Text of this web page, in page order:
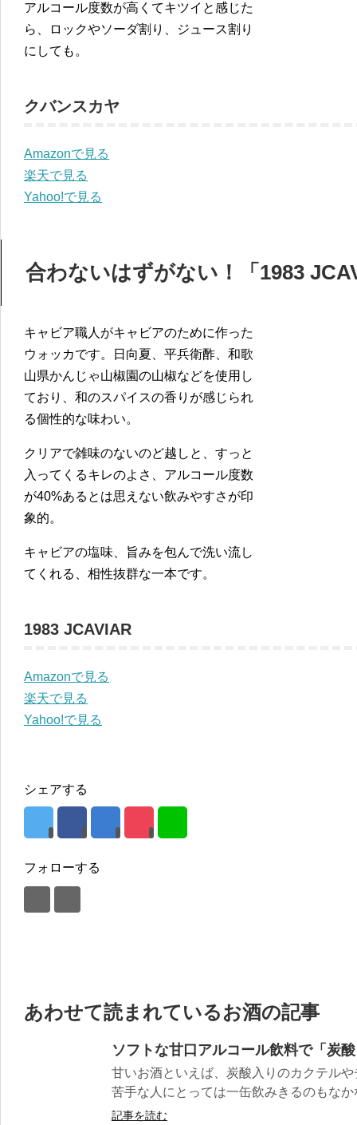
アルコール度数が高くてキツイと感じた
ら、ロックやソーダ割り、ジュース割り
にしても。
クバンスカヤ
Amazonで見る
楽天で見る
Yahoo!で見る
合わないはずがない！「1983
キャビア職人がキャビアのために作った
ウォッカです。日向夏、平兵衛酢、和歌
山県かんじゃ山椒園の山椒などを使用し
ており、和のスパイスの香りが感じられ
る個性的な味わい。
クリアで雑味のないのど越しと、すっと
入ってくるキレのよさ、アルコール度数
が40%あるとは思えない飲みやすさが印
象的。
キャビアの塩味、旨みを包んで洗い流し
てくれる、相性抜群な一本です。
1983 JCAVIAR
Amazonで見る
楽天で見る
Yahoo!で見る
シェアする
フォローする
あわせて読まれているお酒の記事
ソフトな甘口アルコール飲料で「炭
甘いお酒といえば、炭酸入りのカクテル
苦手な人にとっては一缶飲みきるのもな
記事を読む